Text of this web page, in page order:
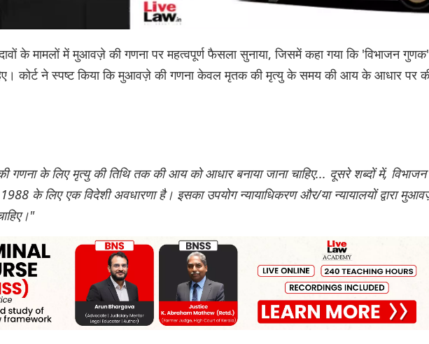
दावों के मामलों में मुआवज़े की गणना पर महत्वपूर्ण फैसला सुनाया, जिसमें कहा गया कि 'विभाजन गुणक'
कोर्ट ने स्पष्ट किया कि मुआवज़े की गणना केवल मृतक की मृत्यु के समय की आय के आधार पर
गणना के लिए मृत्यु की तिथि तक की आय को आधार बनाया जाना चाहिए... दूसरे शब्दों में, विभाजन
के लिए एक विदेशी अवधारणा है। इसका उपयोग न्यायाधिकरण और/या न्यायालयों द्वारा